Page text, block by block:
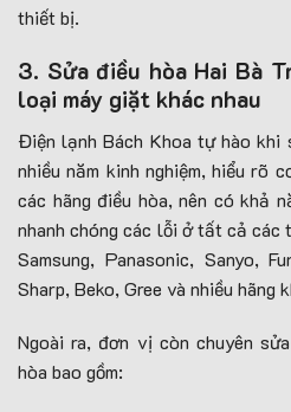
thiết bị.
3. Sửa điều hòa Hai Bà
loại máy giặt khác nhau
Điện lạnh Bách Khoa tự hào
nhiều năm kinh nghiệm, hiểu rõ
các hãng điều hòa, nên có khả
nhanh chóng các lỗi ở tất cả các
Samsung, Panasonic, Sanyo,
Sharp, Beko, Gree và nhiều hãng
Ngoài ra, đơn vị còn chuyên
hòa bao gồm: